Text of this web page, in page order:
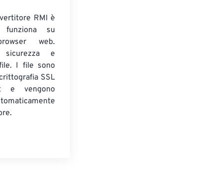
RMI è
su
web.
sicurezza e
I file sono
SSL
vengono